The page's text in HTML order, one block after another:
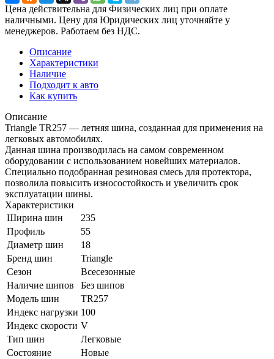
Цена действительна для Физических лиц при оплате
наличными. Цену для Юридических лиц уточняйте у
менеджеров. Работаем без НДС.
Описание
Характеристики
Наличие
Подходит к авто
Как купить
Описание
Triangle TR257 — летняя шина, созданная для применения на
легковых автомобилях.
Данная шина производилась на самом современном
оборудовании с использованием новейших материалов.
Специально подобранная резиновая смесь для протектора,
позволила повысить износостойкость и увеличить срок
эксплуатации шины.
Характеристики
Ширина шин
235
Профиль
55
Диаметр шин
18
Бренд шин
Triangle
Сезон
Всесезонные
Наличие шипов
Без шипов
Модель шин
TR257
Индекс нагрузки 100
Индекс скорости V
Тип шин
Легковые
Состояние
Новые